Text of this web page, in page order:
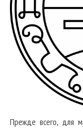
Прежде всего, для